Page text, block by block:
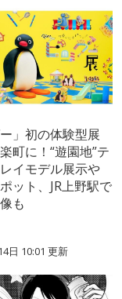
ー」初の体験型展
町に！“遊園地”テ
イモデル展示や
ット、JR上野駅で
も
日 10:01 更新